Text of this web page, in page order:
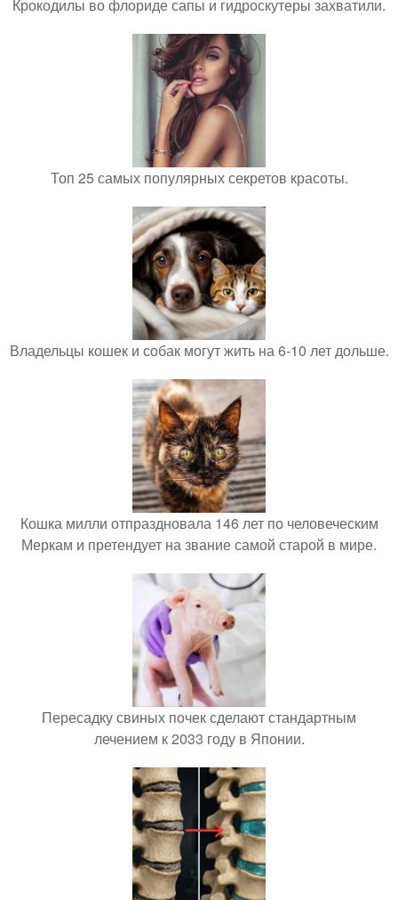
Крокодилы во флориде сапы и гидроскутеры захватили.
Топ 25 самых популярных секретов красоты.
Владельцы кошек и собак могут жить на 6-10 лет дольше.
Кошка милли отпраздновала 146 лет по человеческим
Меркам и претендует на звание самой старой в мире.
Пересадку свиных почек сделают стандартным
лечением к 2033 году в Японии.